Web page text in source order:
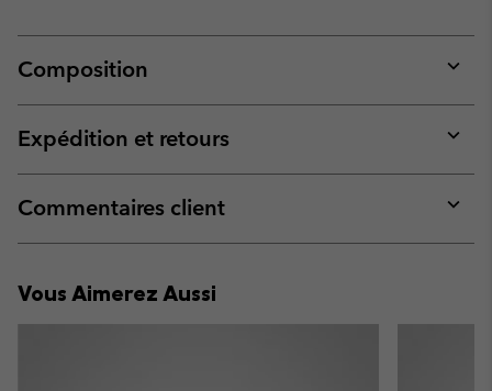
Composition
or
Expédition et retours
or
Commentaires client
or
Vous Aimerez Aussi